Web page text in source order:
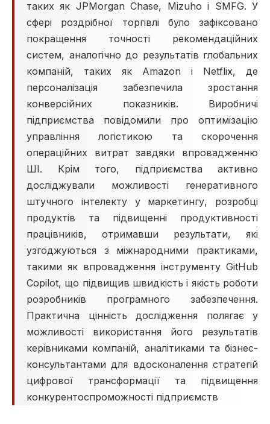
таких як JPMorgan Chase, Mizuho і SMFG. У
сфері роздрібної торгівлі було зафіксовано
покращення точності рекомендаційних
систем, аналогічно до результатів глобальних
компаній, таких як Amazon і Netflix, де
персоналізація забезпечила зростання
конверсійних показників. Виробничі
підприємства повідомили про оптимізацію
управління логістикою та скорочення
операційних витрат завдяки впровадженню
ШІ. Крім того, підприємства активно
досліджували можливості генеративного
штучного інтелекту у маркетингу, розробці
продуктів та підвищенні продуктивності
працівників, отримавши результати, які
узгоджуються з міжнародними практиками,
такими як впровадження інструменту GitHub
Copilot, що підвищив швидкість і якість роботи
розробників програмного забезпечення.
Практична цінність дослідження полягає у
можливості використання його результатів
керівниками компаній, аналітиками та бізнес-
консультантами для вдосконалення стратегій
цифрової трансформації та підвищення
конкурентоспроможності підприємств